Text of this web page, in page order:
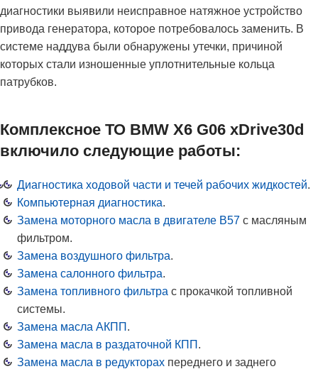
диагностики выявили неисправное натяжное устройство
привода генератора, которое потребовалось заменить. В
системе наддува были обнаружены утечки, причиной
которых стали изношенные уплотнительные кольца
патрубков.
Комплексное ТО BMW X6 G06 xDrive30d
включило следующие работы:
Диагностика ходовой части и течей рабочих жидкостей.
Компьютерная диагностика.
Замена моторного масла в двигателе B57 с масляным
фильтром.
Замена воздушного фильтра.
Замена салонного фильтра.
Замена топливного фильтра с прокачкой топливной
системы.
Замена масла АКПП .
Замена масла в раздаточной КПП .
Замена масла в редукторах переднего и заднего